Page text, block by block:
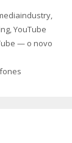
,
,YouTube
— o novo